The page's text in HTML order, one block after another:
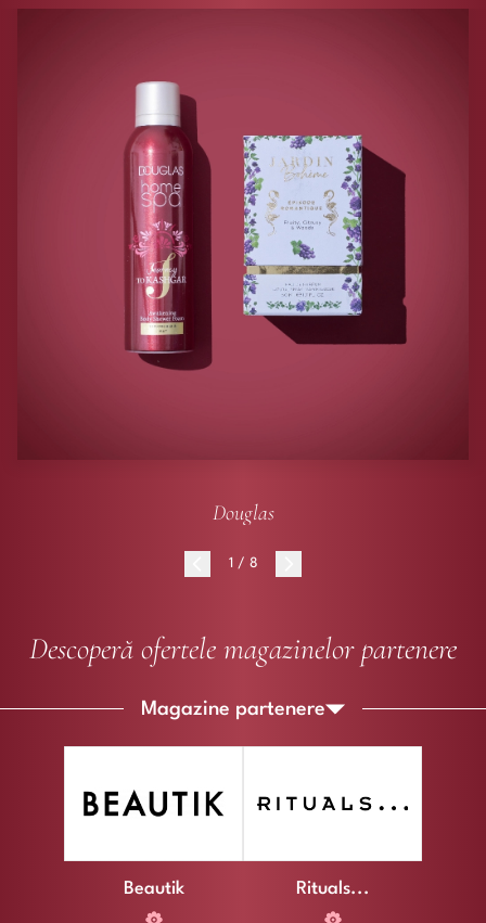
Douglas
1 / 8
Descoperă ofertele magazinelor partenere
Magazine partenere
Beautik Rituals...